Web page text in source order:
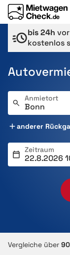
bis 24h
kostenlos
Anmietort
anderer
Zeitraum
Vergleiche über